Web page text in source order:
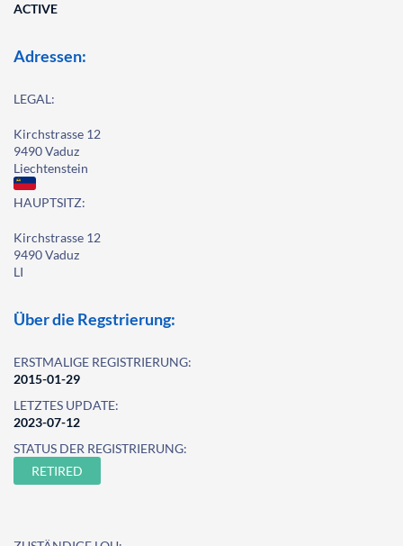
ACTIVE
Adressen:
LEGAL:
Kirchstrasse 12
9490 Vaduz
Liechtenstein
HAUPTSITZ:
Kirchstrasse 12
9490 Vaduz
LI
Über die Regstrierung:
ERSTMALIGE REGISTRIERUNG:
2015-01-29
LETZTES UPDATE:
2023-07-12
STATUS DER REGISTRIERUNG:
RETIRED